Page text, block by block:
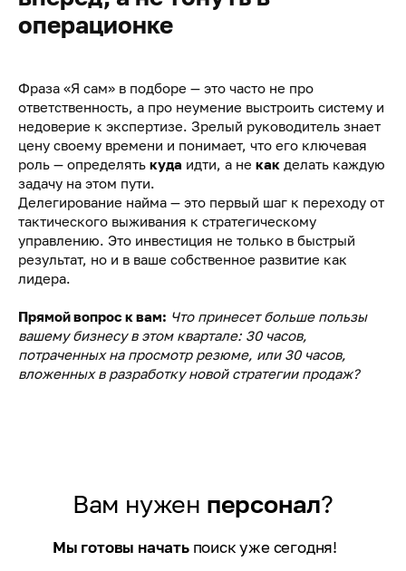
операционке
Фраза «Я сам» в подборе — это часто не про
ответственность, а про неумение выстроить систему и
недоверие к экспертизе. Зрелый руководитель знает
цену своему времени и понимает, что его ключевая
роль — определять куда идти, а не как делать каждую
задачу на этом пути.
Делегирование найма — это первый шаг к переходу от
тактического выживания к стратегическому
управлению. Это инвестиция не только в быстрый
результат, но и в ваше собственное развитие как
лидера.
Прямой вопрос к вам: Что принесет больше пользы
вашему бизнесу в этом квартале: 30 часов,
потраченных на просмотр резюме, или 30 часов,
вложенных в разработку новой стратегии продаж?
Вам нужен персонал?
Мы готовы начатьпоиск уже сегодня!